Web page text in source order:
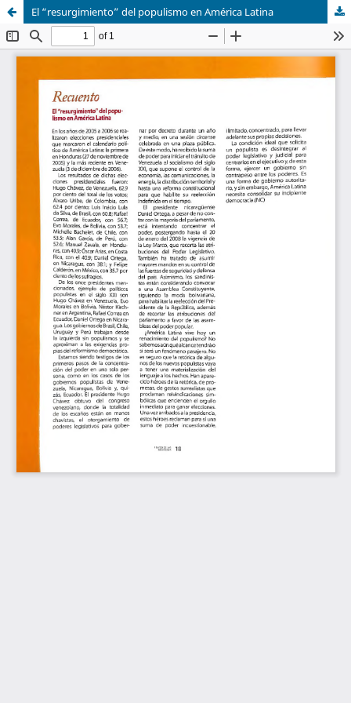
El “resurgimiento” del populismo en América Latina